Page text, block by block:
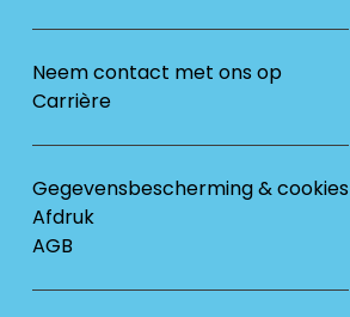
Neem contact met ons op
Carrière
Gegevensbescherming & cookies
Afdruk
AGB